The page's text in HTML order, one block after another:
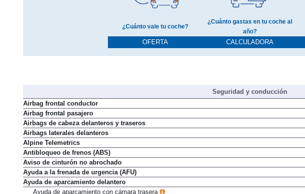
¿Cuánto vale tu coche?
OFERTA
¿Cuánto gastas en tu coche al
año?
CALCULADORA
Seguridad y conducción
Airbag frontal conductor
Airbag frontal pasajero
Airbags de cabeza delanteros y traseros
Airbags laterales delanteros
Alpine Telemetrics
Antibloqueo de frenos (ABS)
Aviso de cinturón no abrochado
Ayuda a la frenada de urgencia (AFU)
Ayuda de aparcamiento delantero
Ayuda de aparcamiento con cámara trasera